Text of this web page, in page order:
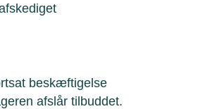
beskæftigelse
afslår tilbuddet.